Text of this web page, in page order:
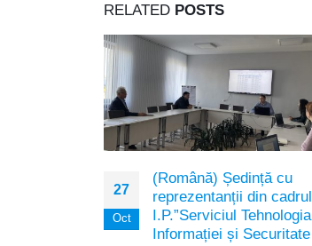
RELATED POSTS
27
Oct
(Română) Ședință cu
reprezentanții din cadrul
I.P.”Serviciul Tehnologia
Informației și Securitate